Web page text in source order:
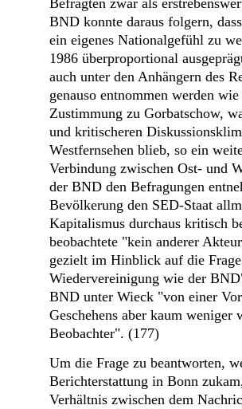
Befragten zwar als
BND konnte daraus folgern,
ein eigenes Nationalgefühl zu
1986 überproportional
auch unter den Anhängern des
genauso entnommen werden
Zustimmung zu Gorbatschow,
und kritischeren
Westfernsehen blieb, so ein
Verbindung zwischen Ost- und
der BND den Befragungen
Bevölkerung den SED-Staat
Kapitalismus durchaus kritisch
beobachtete "kein anderer
gezielt im Hinblick auf die
Wiedervereinigung wie der
BND unter Wieck "von einer
Geschehens aber kaum
Beobachter". (177)
Um die Frage zu beantworten,
Berichterstattung in Bonn
Verhältnis zwischen dem